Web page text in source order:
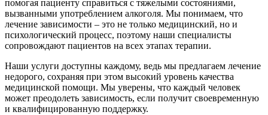
помогая пациенту справиться с тяжелыми состояниями,
вызванными употреблением алкоголя. Мы понимаем, что
лечение зависимости – это не только медицинский, но и
психологический процесс, поэтому наши специалисты
сопровождают пациентов на всех этапах терапии.
Наши услуги доступны каждому, ведь мы предлагаем лечение
недорого, сохраняя при этом высокий уровень качества
медицинской помощи. Мы уверены, что каждый человек
может преодолеть зависимость, если получит своевременную
и квалифицированную поддержку.